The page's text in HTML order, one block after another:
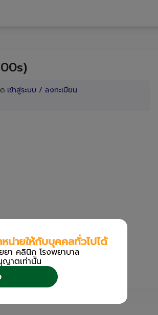
เข้าสู่ระบบ / ลงทะเบียน
น่ายให้กับบุคคลทั่วไปได้
ยยา คลินิก โรงพยาบาล
ญาตเท่านััน